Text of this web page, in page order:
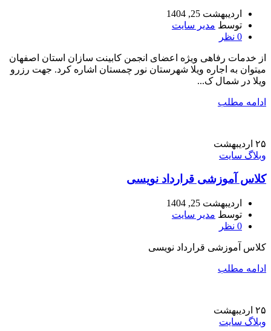
اردیبهشت 25, 1404
توسط مدیر سایت
0 نظر
از خدمات رفاهی ویژه اعضای انجمن کابینت سازان استان اصفهان
میتوان به اجاره ویلا شهرستان نور چمستان اشاره کرد. جهت رزرو
ویلا در شمال ک...
ادامه مطلب
۲۵ اردیبهشت
وبلاگ سایت
کلاس آموزشی قرارداد نویسی
اردیبهشت 25, 1404
توسط مدیر سایت
0 نظر
کلاس آموزشی قرارداد نویسی
ادامه مطلب
۲۵ اردیبهشت
وبلاگ سایت